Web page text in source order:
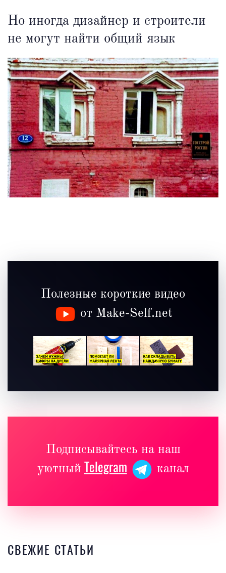
Но иногда дизайнер и строители
не могут найти общий язык
Полезные короткие видео
от Make-Self.net
Подписывайтесь на наш
уютный Telegram канал
СВЕЖИЕ СТАТЬИ